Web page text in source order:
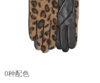
0种配色